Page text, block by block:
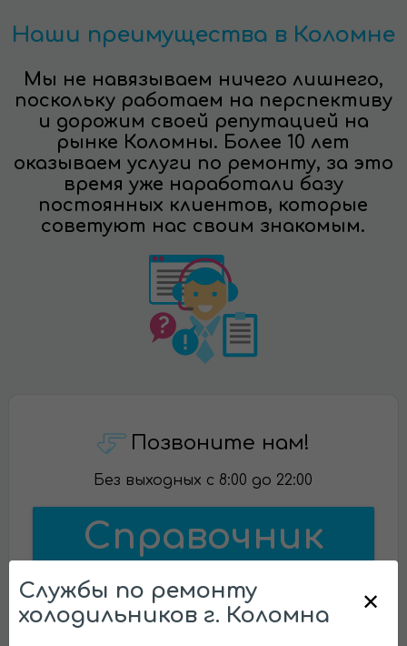
Наши преимущества в Коломне
Мы не навязываем ничего лишнего,
поскольку работаем на перспективу
и дорожим своей репутацией на
рынке Коломны. Более 10 лет
оказываем услуги по ремонту, за это
время уже наработали базу
постоянных клиентов, которые
советуют нас своим знакомым.
Позвоните нам!
Без выходных с 8:00 до 22:00
Справочник
Бесплатно проконсультируем и
ответим навсе вопросы
Службы по ремонту
холодильников г. Коломна